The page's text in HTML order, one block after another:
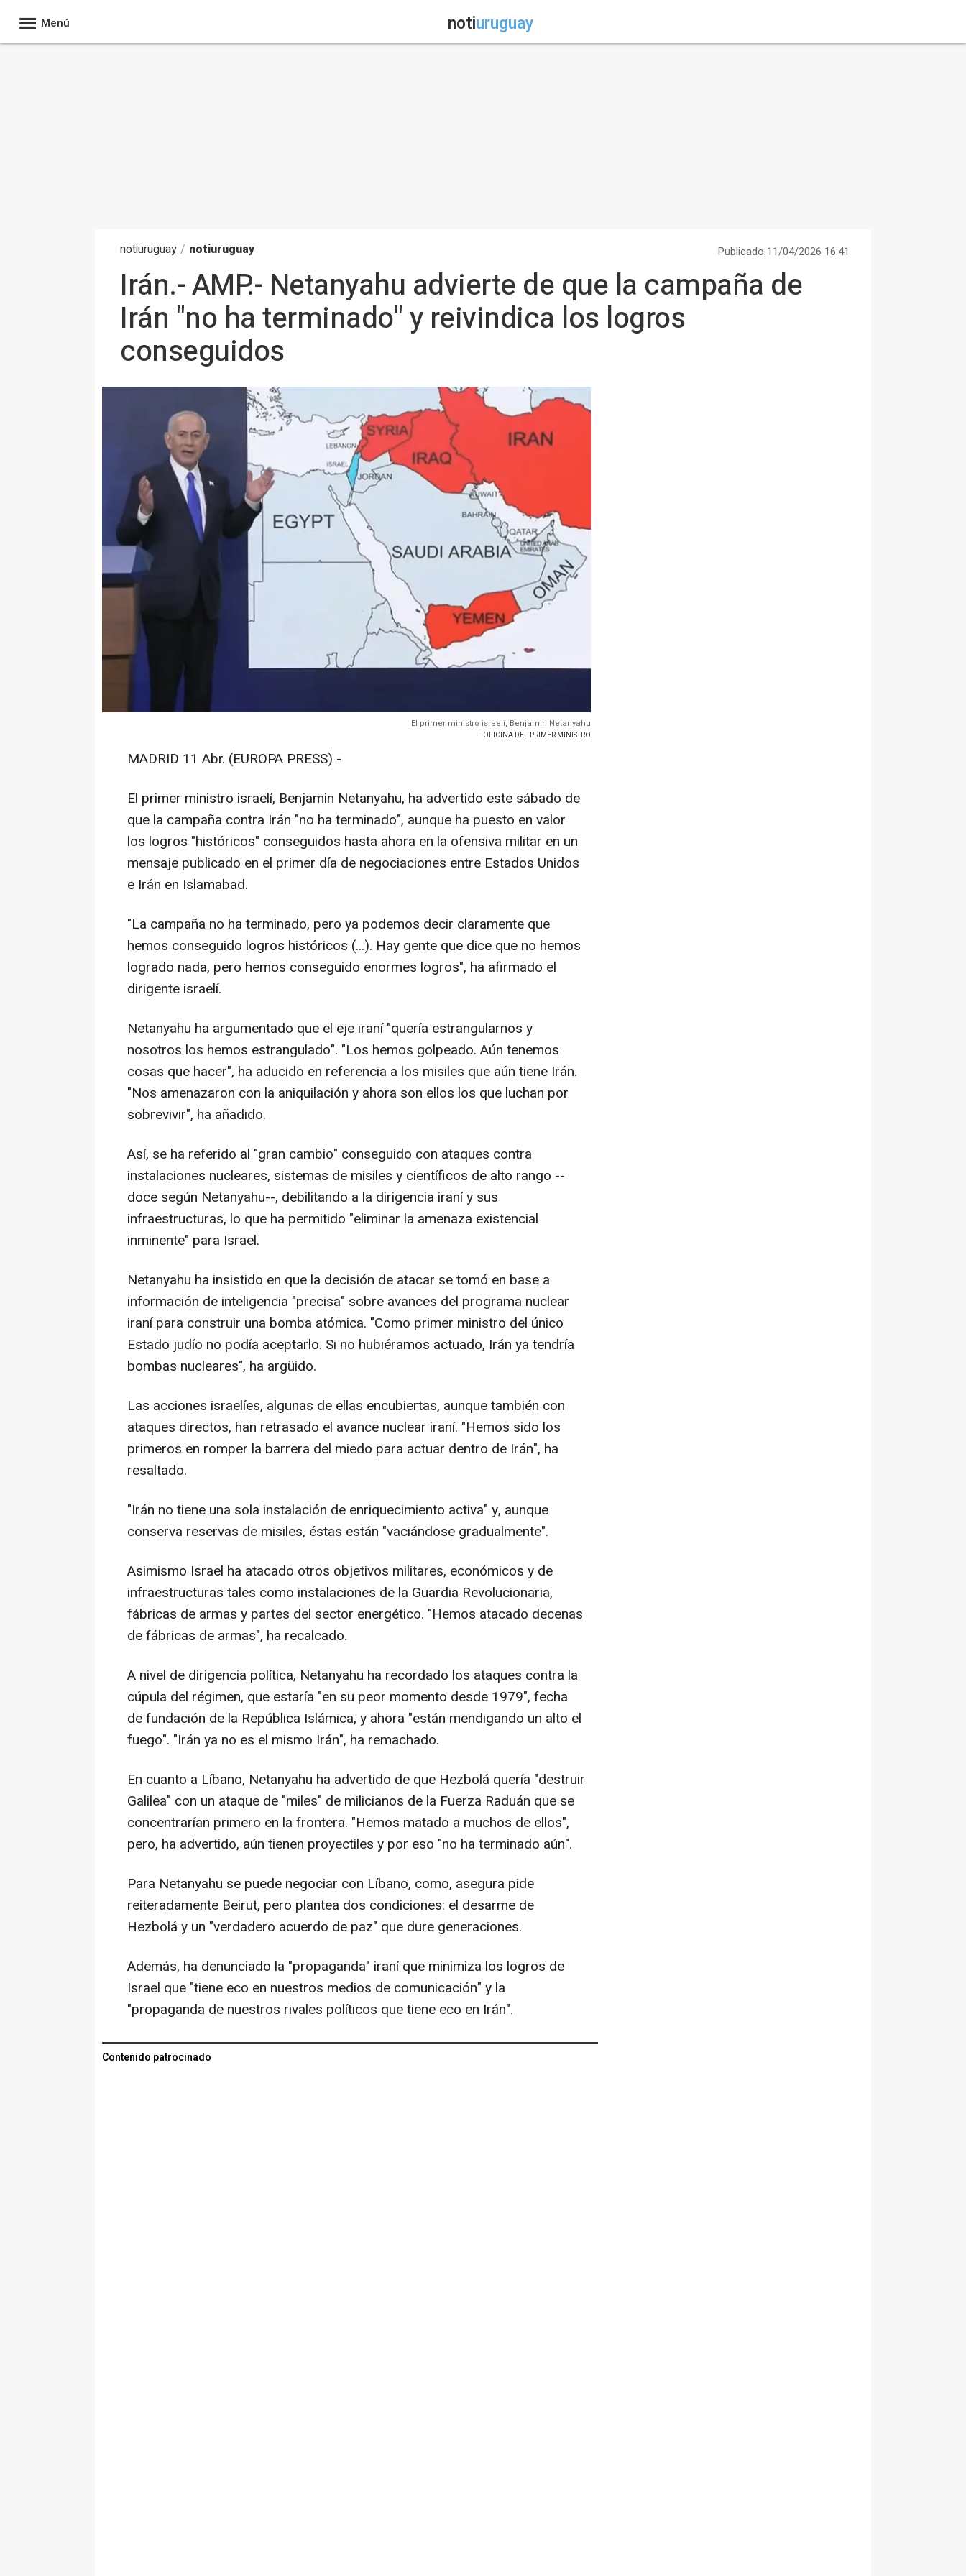
Menú notiuruguay
notiuruguay / notiuruguay Publicado 11/04/2026 16:41
Irán.- AMP.- Netanyahu advierte de que la campaña de
Irán "no ha terminado" y reivindica los logros
conseguidos
El primer ministro israelí, Benjamin Netanyahu
- OFICINA DEL PRIMER MINISTRO
MADRID 11 Abr. (EUROPA PRESS) -
El primer ministro israelí, Benjamin Netanyahu, ha advertido este sábado de
que la campaña contra Irán "no ha terminado", aunque ha puesto en valor
los logros "históricos" conseguidos hasta ahora en la ofensiva militar en un
mensaje publicado en el primer día de negociaciones entre Estados Unidos
e Irán en Islamabad.
"La campaña no ha terminado, pero ya podemos decir claramente que
hemos conseguido logros históricos (...). Hay gente que dice que no hemos
logrado nada, pero hemos conseguido enormes logros", ha afirmado el
dirigente israelí.
Netanyahu ha argumentado que el eje iraní "quería estrangularnos y
nosotros los hemos estrangulado". "Los hemos golpeado. Aún tenemos
cosas que hacer", ha aducido en referencia a los misiles que aún tiene Irán.
"Nos amenazaron con la aniquilación y ahora son ellos los que luchan por
sobrevivir", ha añadido.
Así, se ha referido al "gran cambio" conseguido con ataques contra
instalaciones nucleares, sistemas de misiles y científicos de alto rango --
doce según Netanyahu--, debilitando a la dirigencia iraní y sus
infraestructuras, lo que ha permitido "eliminar la amenaza existencial
inminente" para Israel.
Netanyahu ha insistido en que la decisión de atacar se tomó en base a
información de inteligencia "precisa" sobre avances del programa nuclear
iraní para construir una bomba atómica. "Como primer ministro del único
Estado judío no podía aceptarlo. Si no hubiéramos actuado, Irán ya tendría
bombas nucleares", ha argüido.
Las acciones israelíes, algunas de ellas encubiertas, aunque también con
ataques directos, han retrasado el avance nuclear iraní. "Hemos sido los
primeros en romper la barrera del miedo para actuar dentro de Irán", ha
resaltado.
"Irán no tiene una sola instalación de enriquecimiento activa" y, aunque
conserva reservas de misiles, éstas están "vaciándose gradualmente".
Asimismo Israel ha atacado otros objetivos militares, económicos y de
infraestructuras tales como instalaciones de la Guardia Revolucionaria,
fábricas de armas y partes del sector energético. "Hemos atacado decenas
de fábricas de armas", ha recalcado.
A nivel de dirigencia política, Netanyahu ha recordado los ataques contra la
cúpula del régimen, que estaría "en su peor momento desde 1979", fecha
de fundación de la República Islámica, y ahora "están mendigando un alto el
fuego". "Irán ya no es el mismo Irán", ha remachado.
En cuanto a Líbano, Netanyahu ha advertido de que Hezbolá quería "destruir
Galilea" con un ataque de "miles" de milicianos de la Fuerza Raduán que se
concentrarían primero en la frontera. "Hemos matado a muchos de ellos",
pero, ha advertido, aún tienen proyectiles y por eso "no ha terminado aún".
Para Netanyahu se puede negociar con Líbano, como, asegura pide
reiteradamente Beirut, pero plantea dos condiciones: el desarme de
Hezbolá y un "verdadero acuerdo de paz" que dure generaciones.
Además, ha denunciado la "propaganda" iraní que minimiza los logros de
Israel que "tiene eco en nuestros medios de comunicación" y la
"propaganda de nuestros rivales políticos que tiene eco en Irán".
Contenido patrocinado